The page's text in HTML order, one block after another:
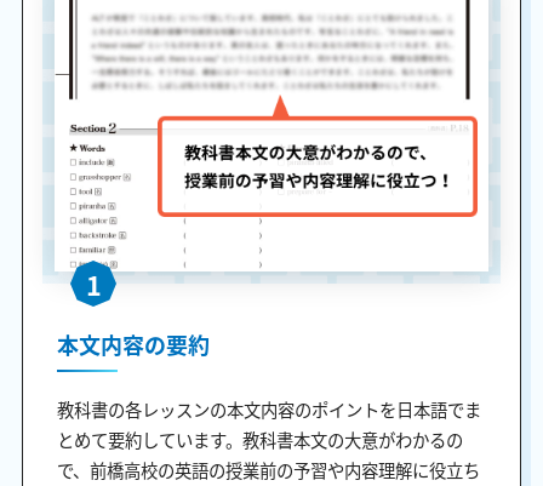
1
本文内容の要約
教科書の各レッスンの本文内容のポイントを日本語でま
とめて要約しています。教科書本文の大意がわかるの
で、前橋高校の英語の授業前の予習や内容理解に役立ち